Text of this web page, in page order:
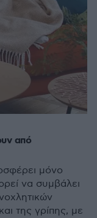
από
μόνο
να συμβάλει
της γρίπης, με